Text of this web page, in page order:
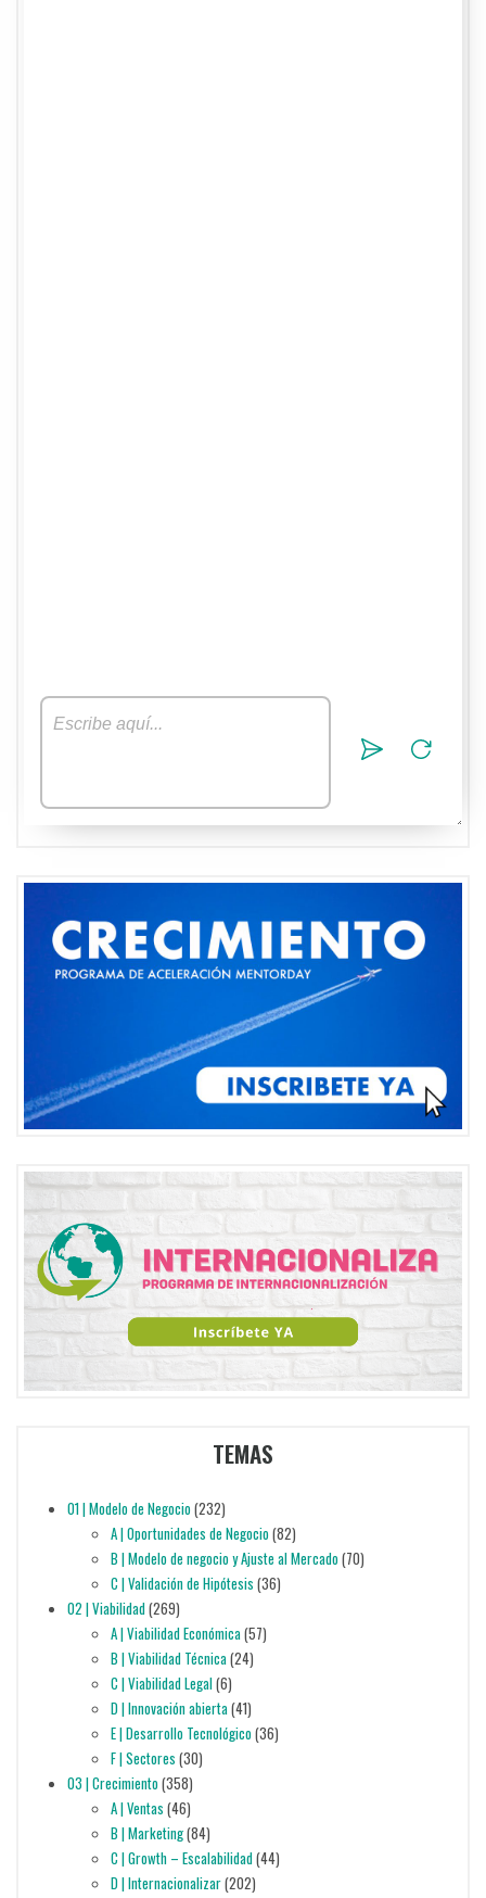
TEMAS
01 | Modelo de Negocio(232)
A | Oportunidades de Negocio(82)
B | Modelo de negocio y Ajuste al Mercado(70)
C | Validación de Hipótesis (36)
02 | Viabilidad(269)
A | Viabilidad Económica(57)
B | Viabilidad Técnica(24)
C | Viabilidad Legal(6)
D | Innovación abierta(41)
E | Desarrollo Tecnológico(36)
F | Sectores (30)
03 | Crecimiento(358)
A | Ventas (46)
B | Marketing(84)
C | Growth – Escalabilidad(44)
D | Internacionalizar(202)